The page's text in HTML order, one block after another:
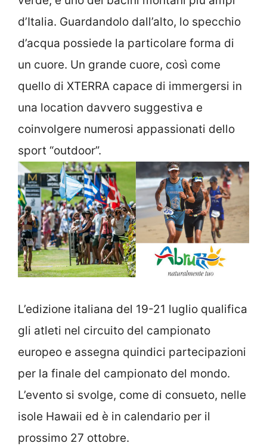
d’Italia. Guardandolo dall’alto, lo specchio
d’acqua possiede la particolare forma di
un cuore. Un grande cuore, così come
quello di XTERRA capace di immergersi in
una location davvero suggestiva e
coinvolgere numerosi appassionati dello
sport “outdoor”.
L’edizione italiana del 19-21 luglio qualifica
gli atleti nel circuito del campionato
europeo e assegna quindici partecipazioni
per la finale del campionato del mondo.
L’evento si svolge, come di consueto, nelle
isole Hawaii ed è in calendario per il
prossimo 27 ottobre.